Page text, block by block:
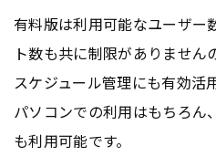
有料版は利用可能なユーザー
ト数も共に制限がありません
スケジュール管理にも有効活
パソコンでの利用はもちろ
も利用可能です。